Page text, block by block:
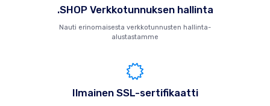
.SHOP Verkkotunnuksen hallinta
Nauti erinomaisesta verkkotunnusten hallinta-
alustastamme
Ilmainen SSL-sertifikaatti